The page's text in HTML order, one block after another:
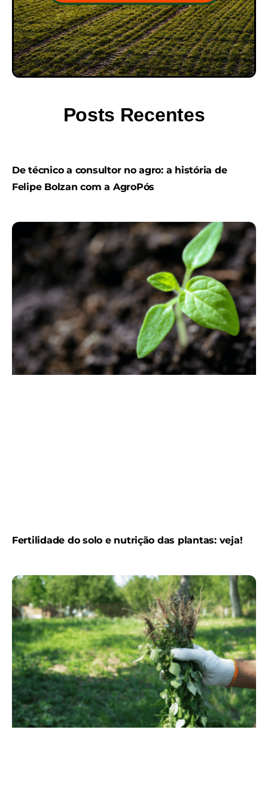
Posts Recentes
De técnico a consultor no agro: a história de
Felipe Bolzan com a AgroPós
Fertilidade do solo e nutrição das plantas: veja!